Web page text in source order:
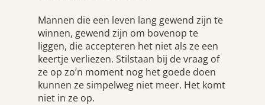
Mannen die een leven lang gewend zijn te
winnen, gewend zijn om bovenop te
liggen, die accepteren het niet als ze een
keertje verliezen. Stilstaan bij de vraag of
ze op zo’n moment nog het goede doen
kunnen ze simpelweg niet meer. Het komt
niet in ze op.